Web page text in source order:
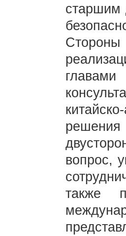
старшим
Стороны
вопрос,
также